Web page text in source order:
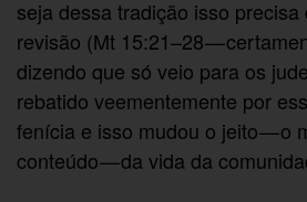
seja dessa tradição isso
revisão (Mt 15:21–28 —
dizendo que só veio para os
rebatido veementemente por
fenícia e isso mudou o jeito — o
conteúdo — da vida da